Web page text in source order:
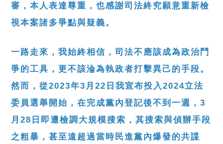
審，本人表達尊重，也感謝司法終究願意重新檢
視本案諸多爭點與疑義。
一路走來，我始終相信，司法不應該成為政治鬥
爭的工具，更不該淪為執政者打擊異己的手段。
然而，從2023年3月22日我宣布投入2024立法
委員選舉開始，在完成黨內登記後不到一週，3
月28日即遭檢調大規模搜索，其搜索與偵辦手段
之粗暴，甚至遠超過當時民進黨內爆發的共諜